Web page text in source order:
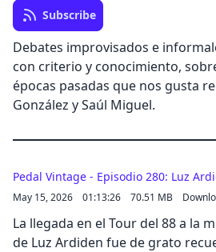
Subscribe
Debates improvisados e
con criterio y conocimiento,
épocas pasadas que nos gusta
González y Saúl Miguel.
Pedal Vintage - Episodio 280: Luz
May 15, 2026 01:13:26 70.51 MB
La llegada en el Tour del 88 a la
de Luz Ardiden fue de grato